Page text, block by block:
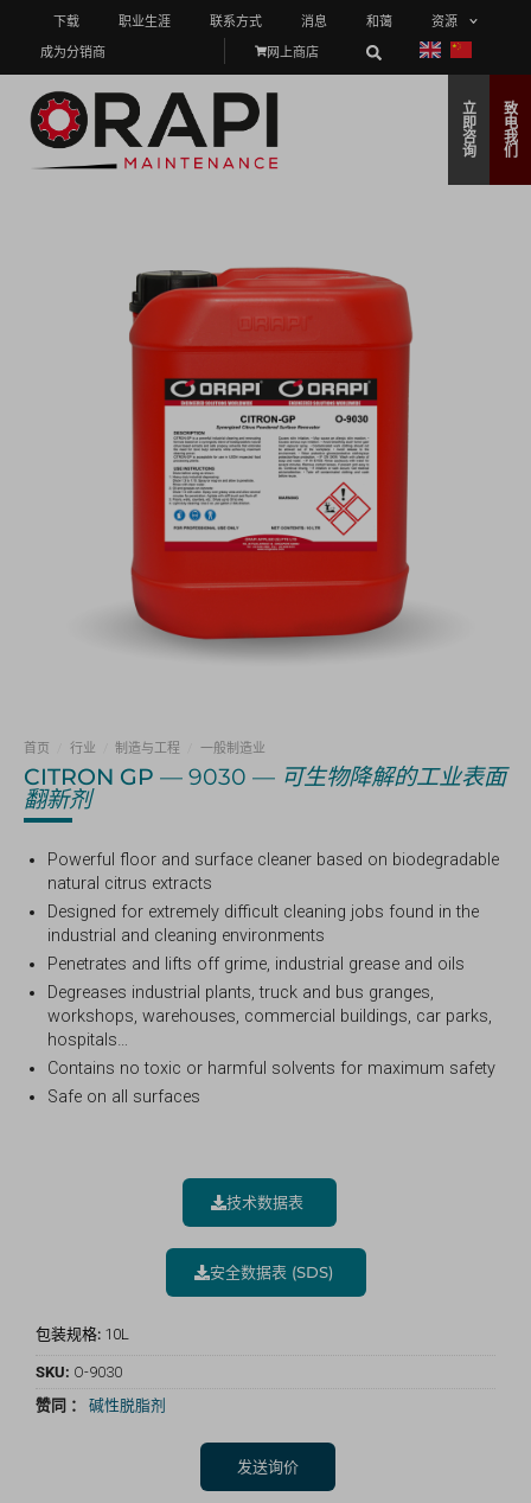
下载 职业生涯 联系方式 消息 和蔼
资源
成为分销商
网上商店
立
即
咨
询
致
电
我
们
首页 行业 制造与工程 一般制造业
CITRON GP — 9030 — 可生物降解的工业表面
翻新剂
Powerful floor and surface cleaner based on biodegradable
natural citrus extracts
Designed for extremely difficult cleaning jobs found in the
industrial and cleaning environments
Penetrates and lifts off grime, industrial grease and oils
Degreases industrial plants, truck and bus granges,
workshops, warehouses, commercial buildings, car parks,
hospitals…
Contains no toxic or harmful solvents for maximum safety
Safe on all surfaces
技术数据表
安全数据表 (SDS)
包装规格: 10L
SKU: O-9030
赞同 ：
碱性脱脂剂
发送询价